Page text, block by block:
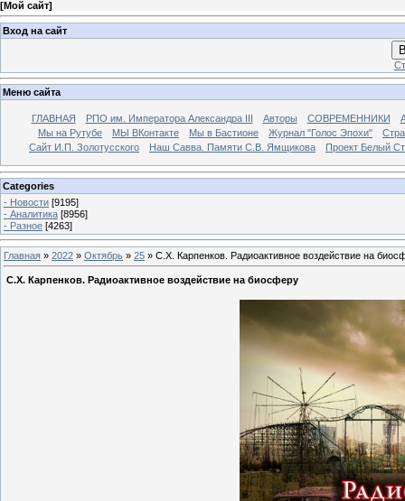
[Мой сайт]
Вход на сайт
Меню сайта
ГЛАВНАЯ РПО им. Императора Александра III Авторы СОВРЕМЕННИКИ
Мы на Рутубе
МЫ ВКонтакте Мы в Бастионе Журнал "Голос Эпохи"
Сайт И.П. Золотусского
Наш Савва. Памяти С.В. Ямщикова Проект Белый
Categories
- Новости [9195]
- Аналитика [8956]
- Разное [4263]
Главная » 2022 » Октябрь » 25 » С.Х. Карпенков. Радиоактивное воздействие на
С.Х. Карпенков. Радиоактивное воздействие на биосферу